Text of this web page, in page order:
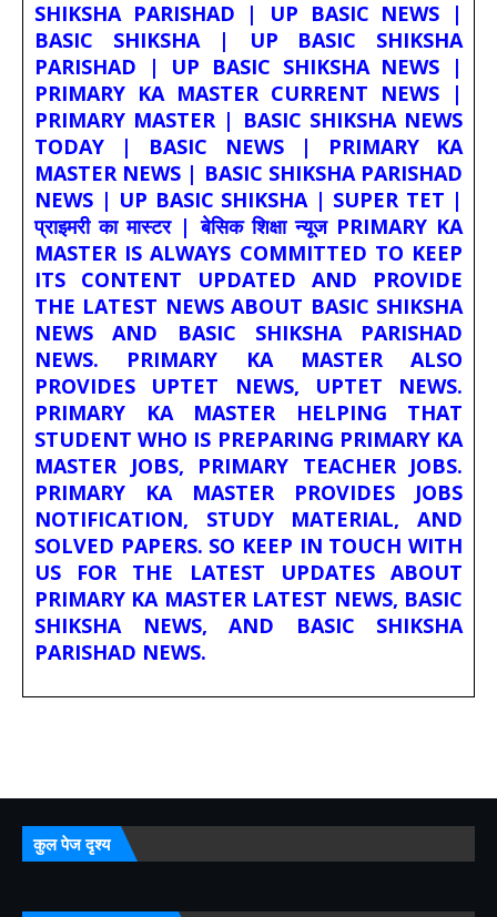
SHIKSHA PARISHAD | UP BASIC NEWS |
BASIC SHIKSHA | UP BASIC SHIKSHA
PARISHAD | UP BASIC SHIKSHA NEWS |
PRIMARY KA MASTER CURRENT NEWS |
PRIMARY MASTER | BASIC SHIKSHA NEWS
TODAY | BASIC NEWS | PRIMARY KA
MASTER NEWS | BASIC SHIKSHA PARISHAD
NEWS | UP BASIC SHIKSHA | SUPER TET |
प्राइमरी का मास्टर | बेसिक शिक्षा न्यूज PRIMARY KA
MASTER IS ALWAYS COMMITTED TO KEEP
ITS CONTENT UPDATED AND PROVIDE
THE LATEST NEWS ABOUT BASIC SHIKSHA
NEWS AND BASIC SHIKSHA PARISHAD
NEWS. PRIMARY KA MASTER ALSO
PROVIDES UPTET NEWS, UPTET NEWS.
PRIMARY KA MASTER HELPING THAT
STUDENT WHO IS PREPARING PRIMARY KA
MASTER JOBS, PRIMARY TEACHER JOBS.
PRIMARY KA MASTER PROVIDES JOBS
NOTIFICATION, STUDY MATERIAL, AND
SOLVED PAPERS. SO KEEP IN TOUCH WITH
US FOR THE LATEST UPDATES ABOUT
PRIMARY KA MASTER LATEST NEWS, BASIC
SHIKSHA NEWS, AND BASIC SHIKSHA
PARISHAD NEWS.
कुल पेज दृश्य